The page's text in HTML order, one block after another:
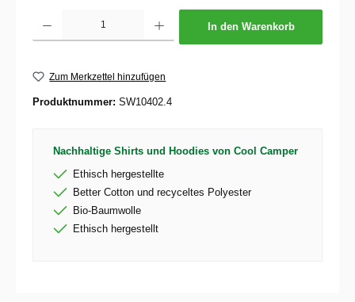
In den Warenkorb
Zum Merkzettel hinzufügen
Produktnummer: SW10402.4
Nachhaltige Shirts und Hoodies von Cool Camper
Ethisch hergestellte
Better Cotton und recyceltes Polyester
Bio-Baumwolle
Ethisch hergestellt